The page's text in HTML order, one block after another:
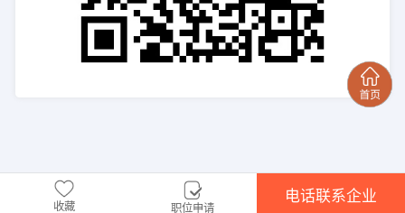
收藏 职位申请
电话联系企业